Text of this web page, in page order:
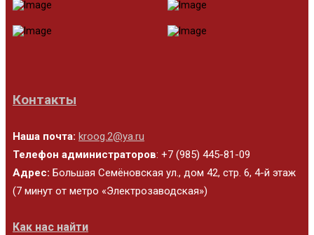
Контакты
Наша почта: kroog.2@ya.ru
Телефон администраторов: +7 (985) 445-81-09
Адрес: Большая Семёновская ул., дом 42, стр. 6, 4-й этаж
(7 минут от метро «Электрозаводская»)
Как нас найти